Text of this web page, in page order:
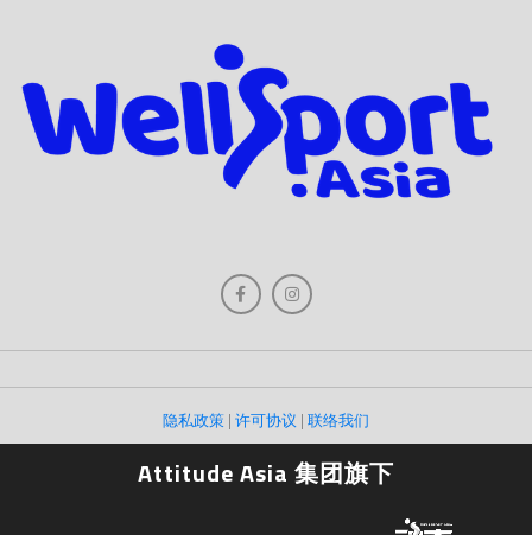
隐私政策 | 许可协议 | 联络我们
Attitude Asia 集团旗下